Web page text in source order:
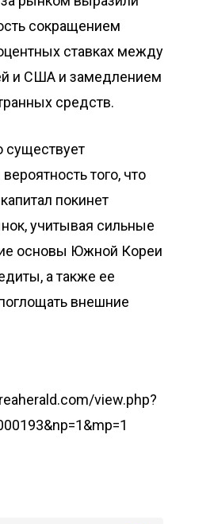
сокращением
ставках между
и США и замедлением
средств.
существует
того, что
покинет
учитывая сильные
основы Южной Кореи
а также ее
внешние
view.php?